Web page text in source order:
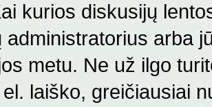
kurios diskusijų
administratorius arba
metu. Ne už ilgo
laiško, greičiausiai